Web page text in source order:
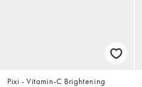
Pixi - Vitamin-C Brightening